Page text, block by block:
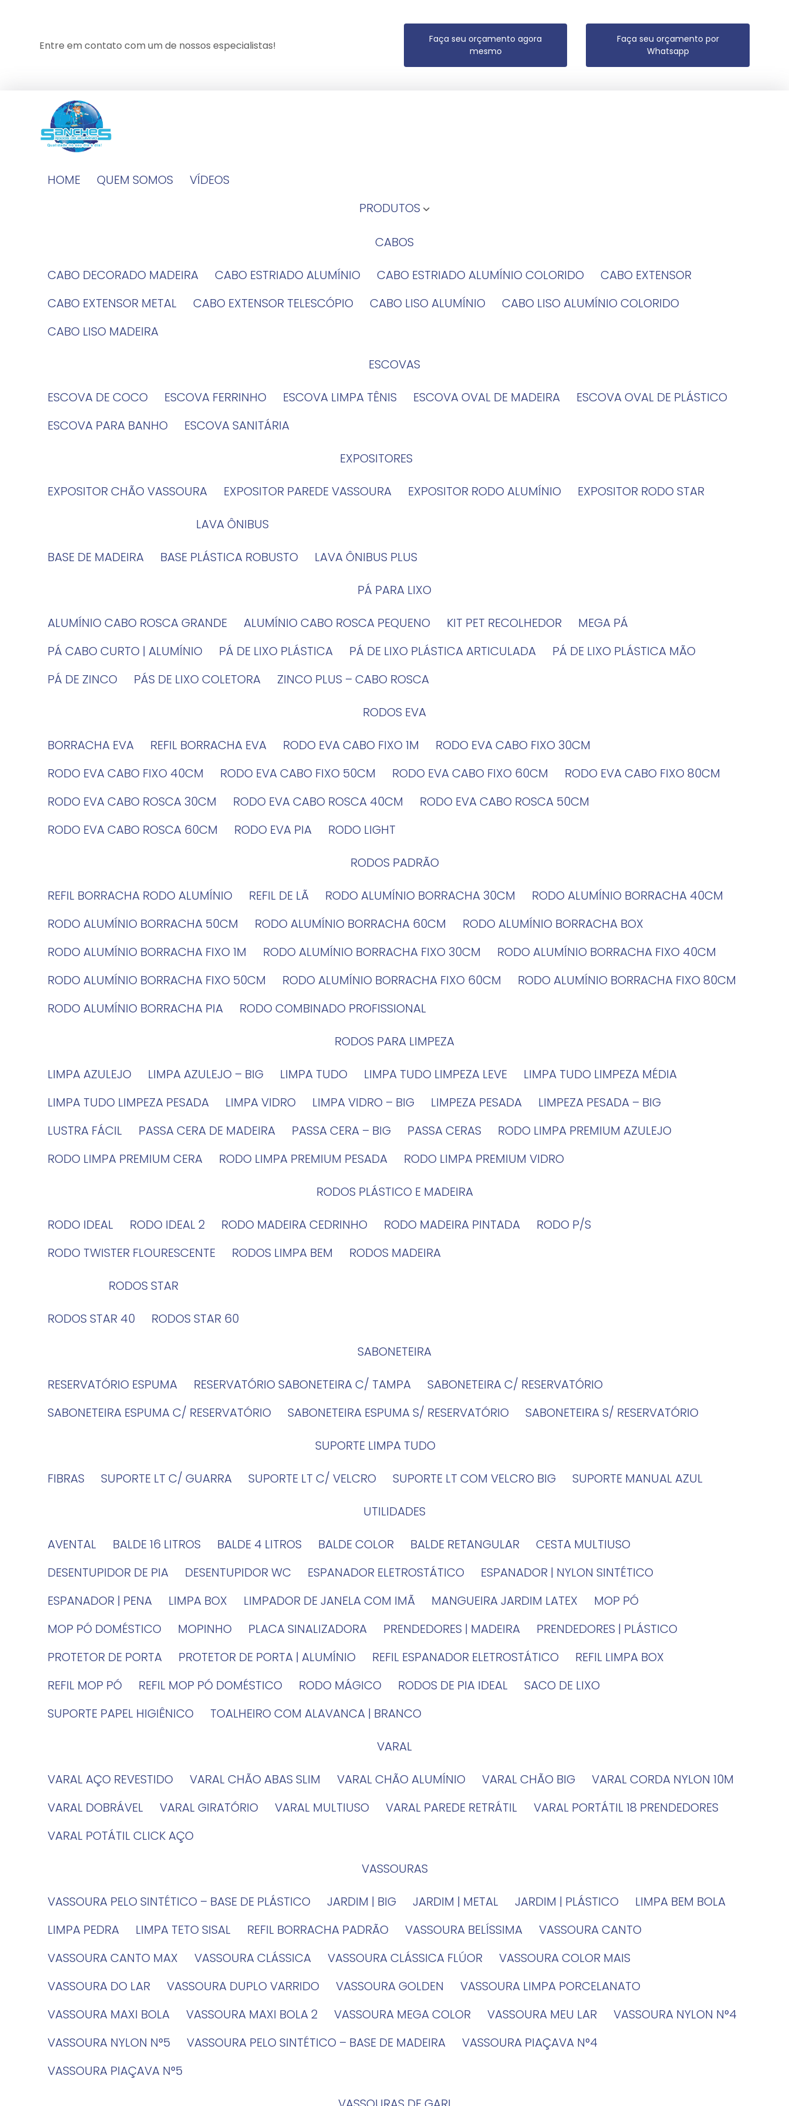
Entre em contato com um de nossos especialistas!
Faça seu orçamento agora
mesmo
Faça seu orçamento por
Whatsapp
HOME QUEM SOMOS
VÍDEOS
PRODUTOS
CABOS
CABO DECORADO MADEIRA
CABO ESTRIADO ALUMÍNIO CABO ESTRIADO ALUMÍNIO COLORIDO
CABO EXTENSOR
CABO EXTENSOR METAL
CABO EXTENSOR TELESCÓPIO CABO LISO ALUMÍNIO
CABO LISO ALUMÍNIO COLORIDO
CABO LISO MADEIRA
ESCOVAS
ESCOVA DE COCO
ESCOVA FERRINHO ESCOVA LIMPA TÊNIS ESCOVA OVAL DE MADEIRA
ESCOVA OVAL DE PLÁSTICO
ESCOVA PARA BANHO
ESCOVA SANITÁRIA
EXPOSITORES
EXPOSITOR CHÃO VASSOURA
EXPOSITOR PAREDE VASSOURA EXPOSITOR RODO ALUMÍNIO
EXPOSITOR RODO STAR
LAVA ÔNIBUS
BASE DE MADEIRA
BASE PLÁSTICA ROBUSTO
LAVA ÔNIBUS PLUS
PÁ PARA LIXO
ALUMÍNIO CABO ROSCA GRANDE
ALUMÍNIO CABO ROSCA PEQUENO KIT PET RECOLHEDOR
MEGA PÁ
PÁ CABO CURTO | ALUMÍNIO
PÁ DE LIXO PLÁSTICA PÁ DE LIXO PLÁSTICA ARTICULADA
PÁ DE LIXO PLÁSTICA MÃO
PÁ DE ZINCO
PÁS DE LIXO COLETORA
ZINCO PLUS – CABO ROSCA
RODOS EVA
BORRACHA EVA
REFIL BORRACHA EVA RODO EVA CABO FIXO 1M
RODO EVA CABO FIXO 30CM
RODO EVA CABO FIXO 40CM
RODO EVA CABO FIXO 50CM RODO EVA CABO FIXO 60CM
RODO EVA CABO FIXO 80CM
RODO EVA CABO ROSCA 30CM
RODO EVA CABO ROSCA 40CM
RODO EVA CABO ROSCA 50CM
RODO EVA CABO ROSCA 60CM
RODO EVA PIA
RODO LIGHT
RODOS PADRÃO
REFIL BORRACHA RODO ALUMÍNIO
REFIL DE LÃ RODO ALUMÍNIO BORRACHA 30CM
RODO ALUMÍNIO BORRACHA 40CM
RODO ALUMÍNIO BORRACHA 50CM
RODO ALUMÍNIO BORRACHA 60CM
RODO ALUMÍNIO BORRACHA BOX
RODO ALUMÍNIO BORRACHA FIXO 1M
RODO ALUMÍNIO BORRACHA FIXO 30CM
RODO ALUMÍNIO BORRACHA FIXO 40CM
RODO ALUMÍNIO BORRACHA FIXO 50CM
RODO ALUMÍNIO BORRACHA FIXO 60CM
RODO ALUMÍNIO BORRACHA FIXO 80CM
RODO ALUMÍNIO BORRACHA PIA
RODO COMBINADO PROFISSIONAL
RODOS PARA LIMPEZA
LIMPA AZULEJO
LIMPA AZULEJO – BIG LIMPA TUDO LIMPA TUDO LIMPEZA LEVE
LIMPA TUDO LIMPEZA MÉDIA
LIMPA TUDO LIMPEZA PESADA
LIMPA VIDRO LIMPA VIDRO – BIG LIMPEZA PESADA
LIMPEZA PESADA – BIG
LUSTRA FÁCIL
PASSA CERA DE MADEIRA PASSA CERA – BIG PASSA CERAS
RODO LIMPA PREMIUM AZULEJO
RODO LIMPA PREMIUM CERA
RODO LIMPA PREMIUM PESADA
RODO LIMPA PREMIUM VIDRO
RODOS PLÁSTICO E MADEIRA
RODO IDEAL
RODO IDEAL 2 RODO MADEIRA CEDRINHO RODO MADEIRA PINTADA
RODO P/S
RODO TWISTER FLOURESCENTE
RODOS LIMPA BEM
RODOS MADEIRA
RODOS STAR
RODOS STAR 40
RODOS STAR 60
SABONETEIRA
RESERVATÓRIO ESPUMA
RESERVATÓRIO SABONETEIRA C/ TAMPA
SABONETEIRA C/ RESERVATÓRIO
SABONETEIRA ESPUMA C/ RESERVATÓRIO
SABONETEIRA ESPUMA S/ RESERVATÓRIO
SABONETEIRA S/ RESERVATÓRIO
SUPORTE LIMPA TUDO
FIBRAS
SUPORTE LT C/ GUARRA SUPORTE LT C/ VELCRO SUPORTE LT COM VELCRO BIG
SUPORTE MANUAL AZUL
UTILIDADES
AVENTAL
BALDE 16 LITROS BALDE 4 LITROS BALDE COLOR BALDE RETANGULAR
CESTA MULTIUSO
DESENTUPIDOR DE PIA
DESENTUPIDOR WC ESPANADOR ELETROSTÁTICO
ESPANADOR | NYLON SINTÉTICO
ESPANADOR | PENA
LIMPA BOX LIMPADOR DE JANELA COM IMÃ MANGUEIRA JARDIM LATEX
MOP PÓ
MOP PÓ DOMÉSTICO
MOPINHO PLACA SINALIZADORA PRENDEDORES | MADEIRA
PRENDEDORES | PLÁSTICO
PROTETOR DE PORTA
PROTETOR DE PORTA | ALUMÍNIO REFIL ESPANADOR ELETROSTÁTICO
REFIL LIMPA BOX
REFIL MOP PÓ
REFIL MOP PÓ DOMÉSTICO RODO MÁGICO RODOS DE PIA IDEAL
SACO DE LIXO
SUPORTE PAPEL HIGIÊNICO
TOALHEIRO COM ALAVANCA | BRANCO
VARAL
VARAL AÇO REVESTIDO
VARAL CHÃO ABAS SLIM VARAL CHÃO ALUMÍNIO VARAL CHÃO BIG
VARAL CORDA NYLON 10M
VARAL DOBRÁVEL
VARAL GIRATÓRIO VARAL MULTIUSO VARAL PAREDE RETRÁTIL
VARAL PORTÁTIL 18 PRENDEDORES
VARAL POTÁTIL CLICK AÇO
VASSOURAS
VASSOURA PELO SINTÉTICO – BASE DE PLÁSTICO
JARDIM | BIG JARDIM | METAL JARDIM | PLÁSTICO
LIMPA BEM BOLA
LIMPA PEDRA
LIMPA TETO SISAL REFIL BORRACHA PADRÃO VASSOURA BELÍSSIMA
VASSOURA CANTO
VASSOURA CANTO MAX
VASSOURA CLÁSSICA VASSOURA CLÁSSICA FLÚOR
VASSOURA COLOR MAIS
VASSOURA DO LAR
VASSOURA DUPLO VARRIDO VASSOURA GOLDEN
VASSOURA LIMPA PORCELANATO
VASSOURA MAXI BOLA
VASSOURA MAXI BOLA 2 VASSOURA MEGA COLOR VASSOURA MEU LAR
VASSOURA NYLON N°4
VASSOURA NYLON N°5
VASSOURA PELO SINTÉTICO – BASE DE MADEIRA
VASSOURA PIAÇAVA N°4
VASSOURA PIAÇAVA N°5